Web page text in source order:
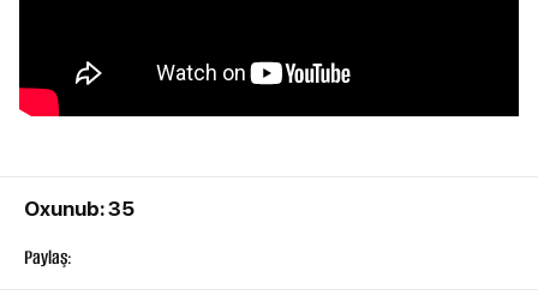
Oxunub: 35
Paylaş: